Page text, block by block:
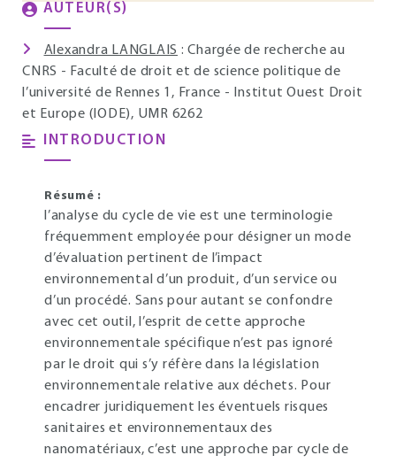
AUTEUR(S)
Alexandra LANGLAIS : Chargée de recherche au
CNRS - Faculté de droit et de science politique de
l’université de Rennes 1, France - Institut Ouest Droit
et Europe (IODE), UMR 6262
INTRODUCTION
Résumé :
l’analyse du cycle de vie est une terminologie
fréquemment employée pour désigner un mode
d’évaluation pertinent de l’impact
environnemental d’un produit, d’un service ou
d’un procédé. Sans pour autant se confondre
avec cet outil, l’esprit de cette approche
environnementale spécifique n’est pas ignoré
par le droit qui s’y réfère dans la législation
environnementale relative aux déchets. Pour
encadrer juridiquement les éventuels risques
sanitaires et environnementaux des
nanomatériaux, c’est une approche par cycle de